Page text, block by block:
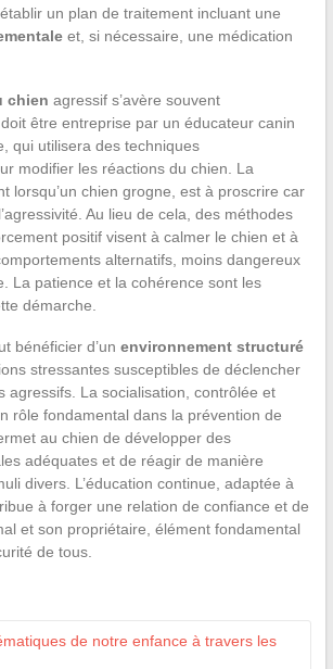
un plan de traitement incluant une
et, si nécessaire, une médication
chien agressif s’avère souvent
être entreprise par un éducateur canin
qui utilisera des techniques
modifier les réactions du chien. La
lorsqu’un chien grogne, est à proscrire car
Au lieu de cela, des méthodes
positif visent à calmer le chien et à
alternatifs, moins dangereux
La patience et la cohérence sont les
démarche.
bénéficier d’un environnement structuré
stressantes susceptibles de déclencher
agressifs. La socialisation, contrôlée et
rôle fondamental dans la prévention de
au chien de développer des
adéquates et de réagir de manière
divers. L’éducation continue, adaptée à
à forger une relation de confiance et de
et son propriétaire, élément fondamental
de tous.
de notre enfance à travers les